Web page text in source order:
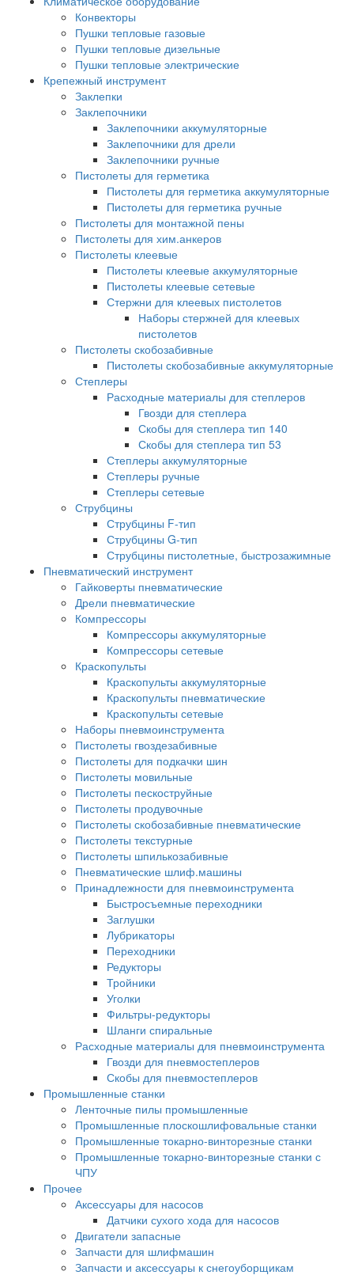
Конвекторы
Пушки тепловые газовые
Пушки тепловые дизельные
Пушки тепловые электрические
Крепежный инструмент
Заклепки
Заклепочники
Заклепочники аккумуляторные
Заклепочники для дрели
Заклепочники ручные
Пистолеты для герметика
Пистолеты для герметика аккумуляторные
Пистолеты для герметика ручные
Пистолеты для монтажной пены
Пистолеты для хим.анкеров
Пистолеты клеевые
Пистолеты клеевые аккумуляторные
Пистолеты клеевые сетевые
Стержни для клеевых пистолетов
Наборы стержней для клеевых
пистолетов
Пистолеты скобозабивные
Пистолеты скобозабивные аккумуляторные
Степлеры
Расходные материалы для степлеров
Гвозди для степлера
Скобы для степлера тип 140
Скобы для степлера тип 53
Степлеры аккумуляторные
Степлеры ручные
Степлеры сетевые
Струбцины
Струбцины F-тип
Струбцины G-тип
Струбцины пистолетные, быстрозажимные
Пневматический инструмент
Гайковерты пневматические
Дрели пневматические
Компрессоры
Компрессоры аккумуляторные
Компрессоры сетевые
Краскопульты
Краскопульты аккумуляторные
Краскопульты пневматические
Краскопульты сетевые
Наборы пневмоинструмента
Пистолеты гвоздезабивные
Пистолеты для подкачки шин
Пистолеты мовильные
Пистолеты пескоструйные
Пистолеты продувочные
Пистолеты скобозабивные пневматические
Пистолеты текстурные
Пистолеты шпилькозабивные
Пневматические шлиф.машины
Принадлежности для пневмоинструмента
Быстросъемные переходники
Заглушки
Лубрикаторы
Переходники
Редукторы
Тройники
Уголки
Фильтры-редукторы
Шланги спиральные
Расходные материалы для пневмоинструмента
Гвозди для пневмостеплеров
Скобы для пневмостеплеров
Промышленные станки
Ленточные пилы промышленные
Промышленные плоскошлифовальные станки
Промышленные токарно-винторезные станки
Промышленные токарно-винторезные станки с
ЧПУ
Прочее
Аксессуары для насосов
Датчики сухого хода для насосов
Двигатели запасные
Запчасти для шлифмашин
Запчасти и аксессуары к снегоуборщикам